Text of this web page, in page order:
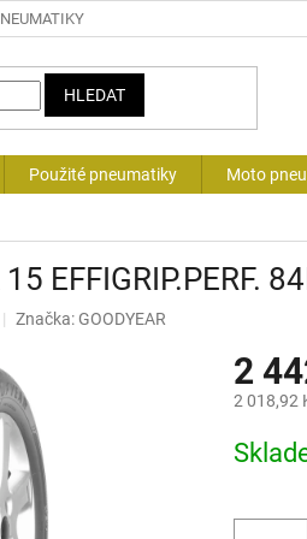
HLEDAT
Použité pneumatiky Moto
EFFIGRIP.PERF.
Značka: GOODYEAR
2
2 018,92
cena: